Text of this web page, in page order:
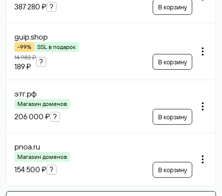
387 280 ₽ ? В корзину
guip.shop
-99%
SSL в подарок
14 982 ₽
189 ₽
? В корзину
этг.рф
Магазин доменов
206 000 ₽ ? В корзину
pnoa.ru
Магазин доменов
154 500 ₽ ? В корзину